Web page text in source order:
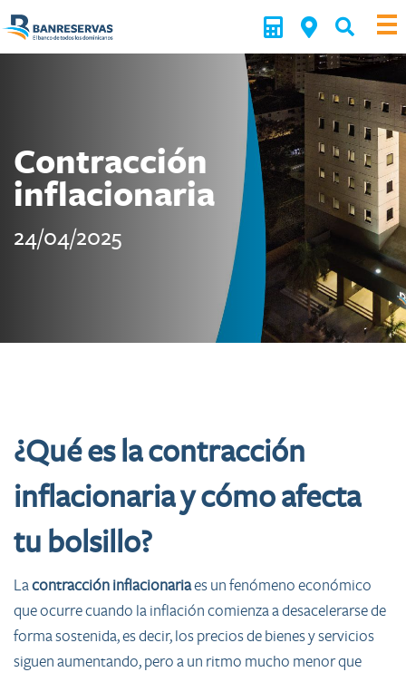
Contracción
inflacionaria
24/04/2025
¿Qué es la contracción
inflacionaria y cómo afecta
tu bolsillo?
Lacontracción inflacionariaes un fenómeno económico
que ocurre cuando la inflación comienza a desacelerarse de
forma sostenida, es decir, los precios de bienes y servicios
siguen aumentando, pero a un ritmo mucho menor que